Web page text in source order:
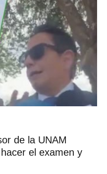
de la UNAM
el examen y